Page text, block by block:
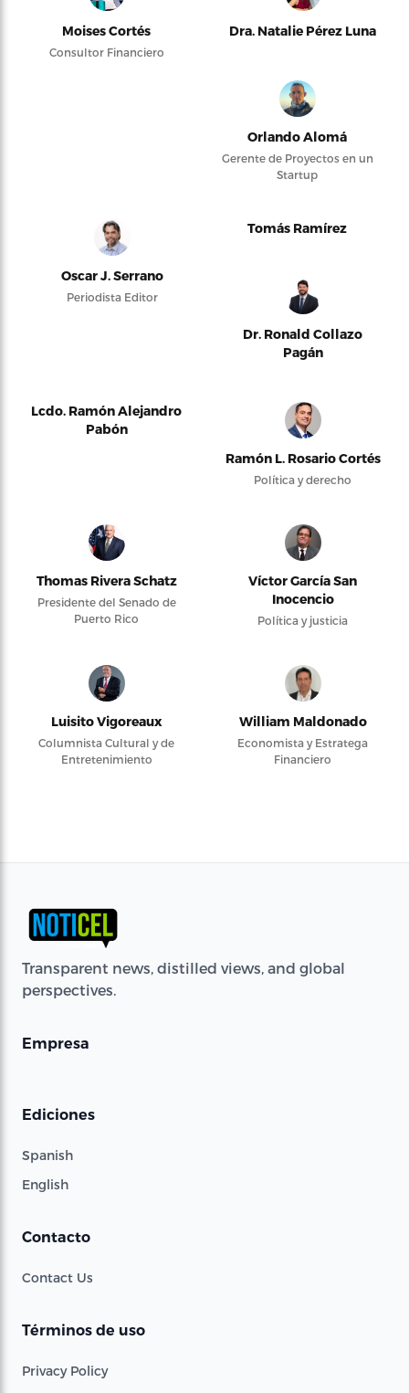
Moises Cortés
Consultor Financiero
Dra. Natalie Pérez Luna
Orlando Alomá
Gerente de Proyectos en un
Startup
Oscar J. Serrano
Periodista Editor
Tomás Ramírez
Dr. Ronald Collazo
Pagán
Lcdo. Ramón Alejandro
Pabón
Ramón L. Rosario Cortés
Política y derecho
Thomas Rivera Schatz
Presidente del Senado de
Puerto Rico
Víctor García San
Inocencio
Política y justicia
Luisito Vigoreaux
Columnista Cultural y de
Entretenimiento
William Maldonado
Economista y Estratega
Financiero
Transparent news, distilled views, and global
perspectives.
Empresa
Ediciones
Spanish
English
Contacto
Contact Us
Términos de uso
Privacy Policy